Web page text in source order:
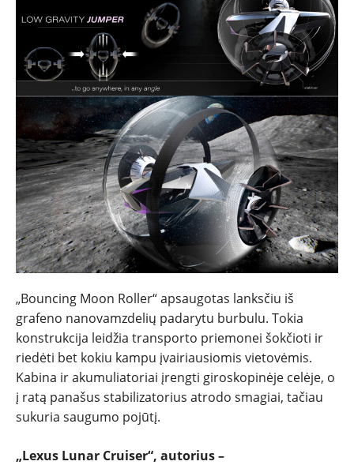
„Bouncing Moon Roller“ apsaugotas lanksčiu iš
grafeno nanovamzdelių padarytu burbulu. Tokia
konstrukcija leidžia transporto priemonei šokčioti ir
riedėti bet kokiu kampu įvairiausiomis vietovėmis.
Kabina ir akumuliatoriai įrengti giroskopinėje celėje, o
į ratą panašus stabilizatorius atrodo smagiai, tačiau
sukuria saugumo pojūtį.
„Lexus Lunar Cruiser“, autorius –